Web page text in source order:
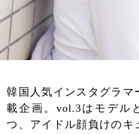
韓国人気インスタグラマ
載企画。vol.3はモデル
つ、アイドル顔負けのキ